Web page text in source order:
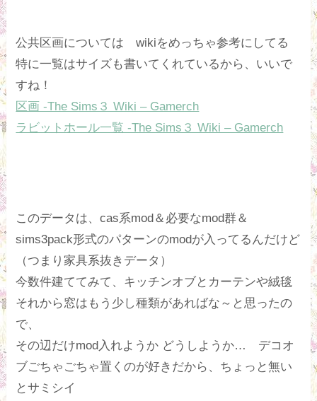
公共区画については wikiをめっちゃ参考にしてる
特に一覧はサイズも書いてくれているから、いいで
すね！
区画 -The Sims３ Wiki – Gamerch
ラビットホール一覧 -The Sims３ Wiki – Gamerch
このデータは、cas系mod＆必要なmod群＆
sims3pack形式のパターンのmodが入ってるんだけど
（つまり家具系抜きデータ）
今数件建ててみて、キッチンオブとカーテンや絨毯
それから窓はもう少し種類があればな～と思ったの
で、
その辺だけmod入れようか どうしようか… デコオ
ブごちゃごちゃ置くのが好きだから、ちょっと無い
とサミシイ